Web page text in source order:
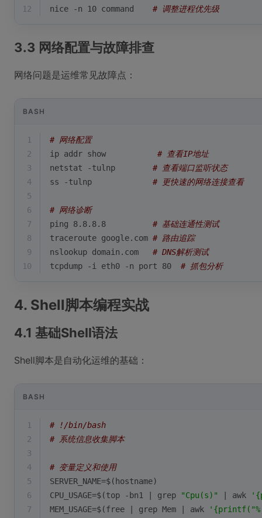
12 nice -n 10 command # 调整进程优先级
3.3 网络配置与故障排查
网络问题是运维常见故障点：
BASH
1
# 网络配置
2
ip addr show # 查看IP地址
3
netstat -tulnp # 查看端口监听状态
4
ss -tulnp # 更快速的网络连接查看
5
6
# 网络诊断
7
ping 8.8.8.8 # 基础连通性测试
8
traceroute google.com # 路由追踪
9
nslookup domain.com # DNS解析测试
10
tcpdump -i eth0 -n port 80 # 抓包分析
4. Shell脚本编程实战
4.1 基础Shell语法
Shell脚本是自动化运维的基础：
BASH
1
# !/bin/bash
2
# 系统信息收集脚本
3
4
# 变量定义和使用
5
SERVER_NAME=$(hostname)
6
CPU_USAGE=$(top -bn1 | grep "Cpu(s)" | awk
7
MEM_USAGE=$(free | grep Mem | awk